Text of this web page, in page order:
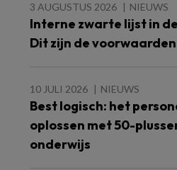
3 AUGUSTUS 2026 NIEUWS
Interne zwarte lijst in
Dit zijn de voorwaarden
10 JULI 2026 NIEUWS
Best logisch: het
oplossen met 50-
onderwijs